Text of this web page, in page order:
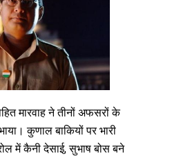
मारवाह ने तीनों अफसरों के
कुणाल बाकियों पर भारी
में कैनी देसाई, सुभाष बोस बने